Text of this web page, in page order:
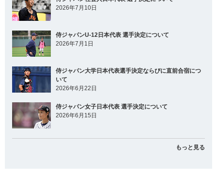
2026年7月10日
侍ジャパンU-12日本代表 選手決定について
2026年7月1日
侍ジャパン大学日本代表選手決定ならびに直前合宿につ
いて
2026年6月22日
侍ジャパン女子日本代表 選手決定について
2026年6月15日
もっと見る